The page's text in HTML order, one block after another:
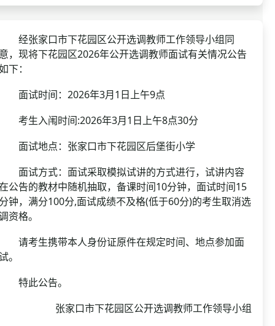
面试补录
历年真题
张家口市下花园区公开选调教师工作领导小组同
，现将下花园区2026年公开选调教师面试有关情况公告
下：
试时间：2026年3月1日上午9点
生入闱时间:2026年3月1日上午8点30分
试地点：张家口市下花园区后堡街小学
试方式：面试采取模拟试讲的方式进行，试讲内容
公告的教材中随机抽取，备课时间10分钟，面试时间15
钟，满分100分,面试成绩不及格(低于60分)的考生取消选
资格。
考生携带本人身份证原件在规定时间、地点参加面
。
此公告。
张家口市下花园区公开选调教师工作领导小组